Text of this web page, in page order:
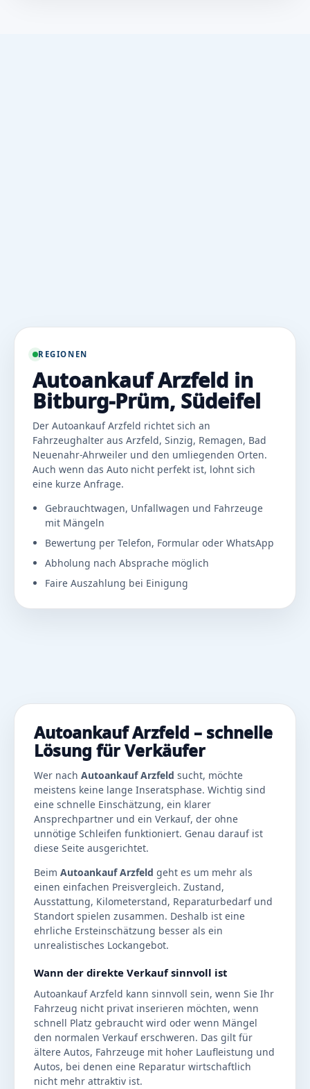
REGIONEN
Autoankauf Arzfeld in
Bitburg-Prüm, Südeifel
Der Autoankauf Arzfeld richtet sich an
Fahrzeughalter aus Arzfeld, Sinzig, Remagen, Bad
Neuenahr-Ahrweiler und den umliegenden Orten.
Auch wenn das Auto nicht perfekt ist, lohnt sich
eine kurze Anfrage.
Gebrauchtwagen, Unfallwagen und Fahrzeuge
mit Mängeln
Bewertung per Telefon, Formular oder WhatsApp
Abholung nach Absprache möglich
Faire Auszahlung bei Einigung
Autoankauf Arzfeld – schnelle
Lösung für Verkäufer
Wer nach Autoankauf Arzfeld sucht, möchte
meistens keine lange Inseratsphase. Wichtig sind
eine schnelle Einschätzung, ein klarer
Ansprechpartner und ein Verkauf, der ohne
unnötige Schleifen funktioniert. Genau darauf ist
diese Seite ausgerichtet.
Beim Autoankauf Arzfeld geht es um mehr als
einen einfachen Preisvergleich. Zustand,
Ausstattung, Kilometerstand, Reparaturbedarf und
Standort spielen zusammen. Deshalb ist eine
ehrliche Ersteinschätzung besser als ein
unrealistisches Lockangebot.
Wann der direkte Verkauf sinnvoll ist
Autoankauf Arzfeld kann sinnvoll sein, wenn Sie Ihr
Fahrzeug nicht privat inserieren möchten, wenn
schnell Platz gebraucht wird oder wenn Mängel
den normalen Verkauf erschweren. Das gilt für
ältere Autos, Fahrzeuge mit hoher Laufleistung und
Autos, bei denen eine Reparatur wirtschaftlich
nicht mehr attraktiv ist.